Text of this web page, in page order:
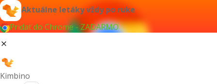
Aktuálne letáky vždy po ruke
Pridať do Chrome - ZADARMO
Kimbino